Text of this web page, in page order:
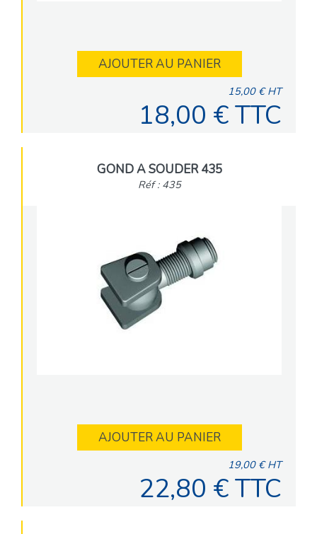
AJOUTER AU PANIER
15,00 € HT
18,00 € TTC
GOND A SOUDER 435
Réf : 435
AJOUTER AU PANIER
19,00 € HT
22,80 € TTC